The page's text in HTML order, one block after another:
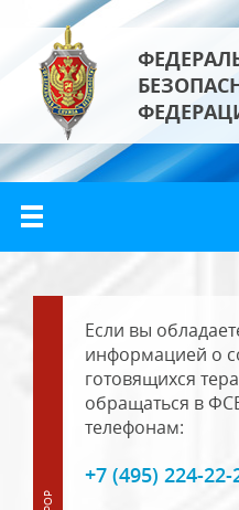
Если вы
информацией о
готовящихся
обращаться в
телефонам:
+7 (495) 224-